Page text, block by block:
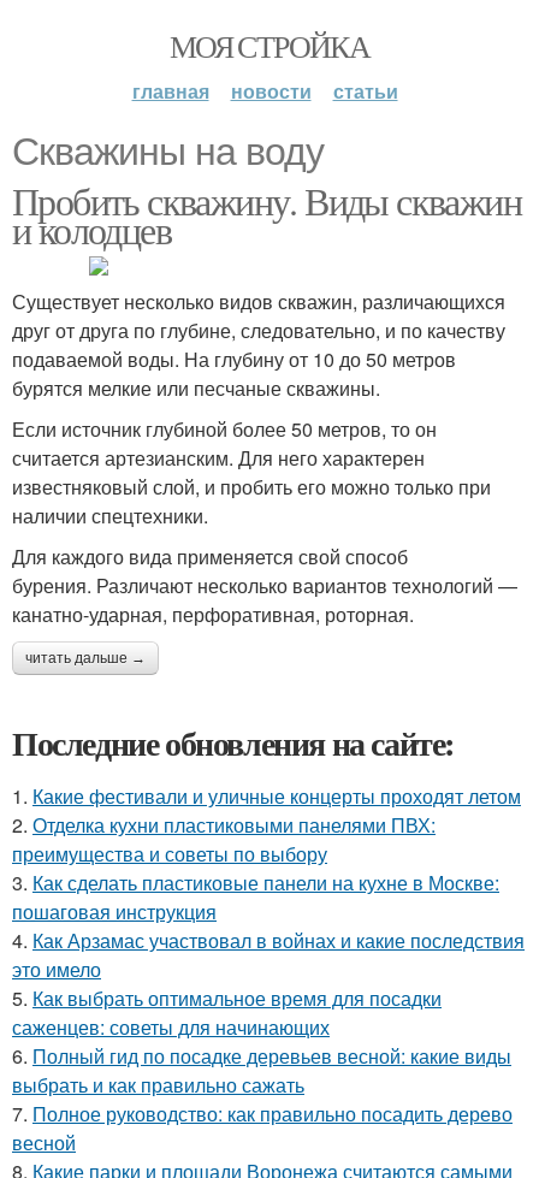
МОЯ СТРОЙКА
главная новости статьи
Скважины на воду
Пробить скважину. Виды скважин
и колодцев
Существует несколько видов скважин, различающихся
друг от друга по глубине, следовательно, и по качеству
подаваемой воды. На глубину от 10 до 50 метров
бурятся мелкие или песчаные скважины.
Если источник глубиной более 50 метров, то он
считается артезианским. Для него характерен
известняковый слой, и пробить его можно только при
наличии спецтехники.
Для каждого вида применяется свой способ
бурения. Различают несколько вариантов технологий —
канатно-ударная, перфоративная, роторная.
читать дальше →
Последние обновления на сайте:
1. Какие фестивали и уличные концерты проходят летом
2. Отделка кухни пластиковыми панелями ПВХ:
преимущества и советы по выбору
3. Как сделать пластиковые панели на кухне в Москве:
пошаговая инструкция
4. Как Арзамас участвовал в войнах и какие последствия
это имело
5. Как выбрать оптимальное время для посадки
саженцев: советы для начинающих
6. Полный гид по посадке деревьев весной: какие виды
выбрать и как правильно сажать
7. Полное руководство: как правильно посадить дерево
весной
8. Какие парки и площади Воронежа считаются самыми